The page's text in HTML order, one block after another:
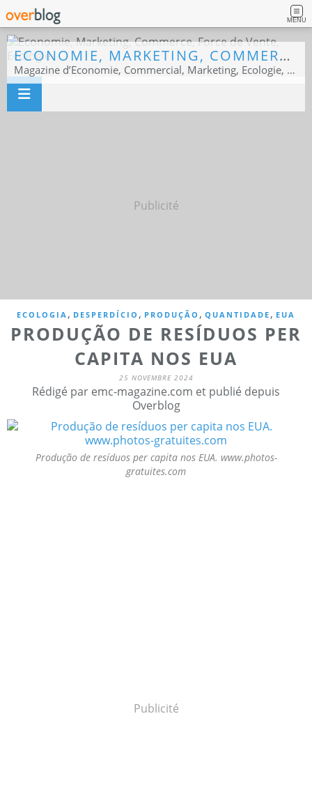
MENU
ECONOMIE, MARKETING, COMMERCE, FORCE DE VENTE, ECOLOGIE
Magazine d’Economie, Commercial, Marketing, Ecologie, Sport business
Publicité
ECOLOGIA , DESPERDÍCIO , PRODUÇÃO , QUANTIDADE , EUA
PRODUÇÃO DE RESÍDUOS PER
CAPITA NOS EUA
25 NOVEMBRE 2024
Rédigé par emc-magazine.com et publié depuis
Overblog
Produção de resíduos per capita nos EUA. www.photos-
gratuites.com
Publicité